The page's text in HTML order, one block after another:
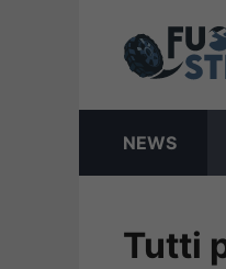
NEWS
Tutti